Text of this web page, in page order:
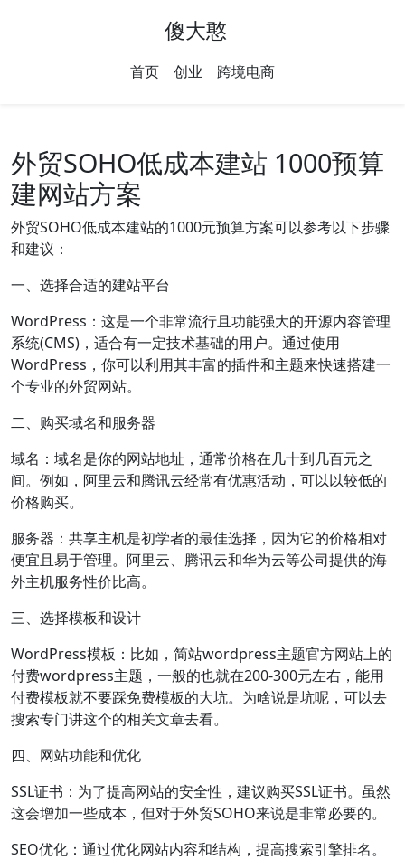
傻大憨
首页 创业 跨境电商
外贸SOHO低成本建站 1000预算
建网站方案
外贸SOHO低成本建站的1000元预算方案可以参考以下步骤
和建议：
一、选择合适的建站平台
WordPress：这是一个非常流行且功能强大的开源内容管理
系统(CMS)，适合有一定技术基础的用户。通过使用
WordPress，你可以利用其丰富的插件和主题来快速搭建一
个专业的外贸网站。
二、购买域名和服务器
域名：域名是你的网站地址，通常价格在几十到几百元之
间。例如，阿里云和腾讯云经常有优惠活动，可以以较低的
价格购买。
服务器：共享主机是初学者的最佳选择，因为它的价格相对
便宜且易于管理。阿里云、腾讯云和华为云等公司提供的海
外主机服务性价比高。
三、选择模板和设计
WordPress模板：比如，简站wordpress主题官方网站上的
付费wordpress主题，一般的也就在200-300元左右，能用
付费模板就不要踩免费模板的大坑。为啥说是坑呢，可以去
搜索专门讲这个的相关文章去看。
四、网站功能和优化
SSL证书：为了提高网站的安全性，建议购买SSL证书。虽然
这会增加一些成本，但对于外贸SOHO来说是非常必要的。
SEO优化：通过优化网站内容和结构，提高搜索引擎排名。